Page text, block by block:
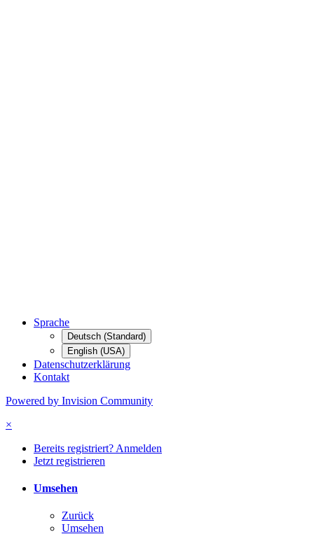
Sprache
Deutsch (Standard)
English (USA)
Datenschutzerklärung
Kontakt
Powered by Invision Community
×
Bereits registriert? Anmelden
Jetzt registrieren
Umsehen
Zurück
Umsehen